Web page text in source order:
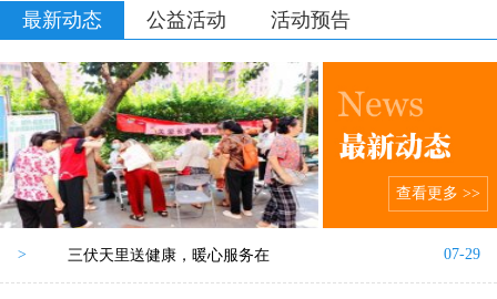
最新动态 公益活动 活动预告
查看更多 >>
> 三伏天里送健康，暖心服务在 07-29